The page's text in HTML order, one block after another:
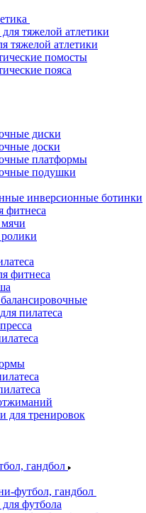
тяжелой атлетики
тяжелой атлетики
помосты
пояса
диски
доски
платформы
подушки
инверсионные ботинки
фитнеса
фитнеса
пилатеса
для тренировок
гандбол
футбол, гандбол
футбола